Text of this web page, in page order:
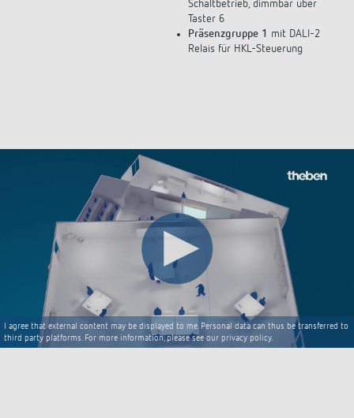
Schaltbetrieb, dimmbar über
Taster 6
Präsenzgruppe 1 mit DALI-2
Relais für HKL-Steuerung
I agree that external content may be displayed to me. Personal data can thus be transferred to
third party platforms. For more information, please see our privacy policy.